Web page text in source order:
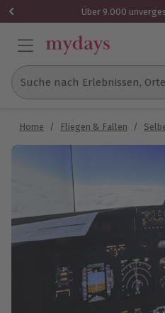
Über 9.000
Suche nach Erlebnissen,
Home / Fliegen & Fallen /